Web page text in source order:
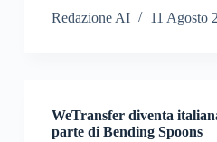
Redazione AI 11 Agosto
WeTransfer diventa
parte di Bending Spoons